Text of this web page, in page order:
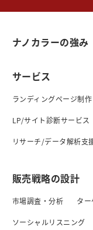
ナノカラーの強み
サービス
ランディングページ制作
LP/サイト診断サービス
リサーチ/データ解析支
販売戦略の設計
市場調査・分析 タ
ソーシャルリスニング